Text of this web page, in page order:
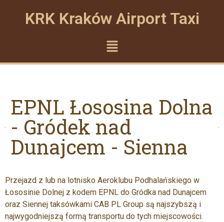
KRK Kraków Airport Taxi
EPNL Łososina Dolna
- Gródek nad
Dunajcem - Sienna
Przejazd z lub na lotnisko Aeroklubu Podhalańskiego w
Łososinie Dolnej z kodem EPNL do Gródka nad Dunajcem
oraz Siennej taksówkami CAB PL Group są najszybszą i
najwygodniejszą formą transportu do tych miejscowości.